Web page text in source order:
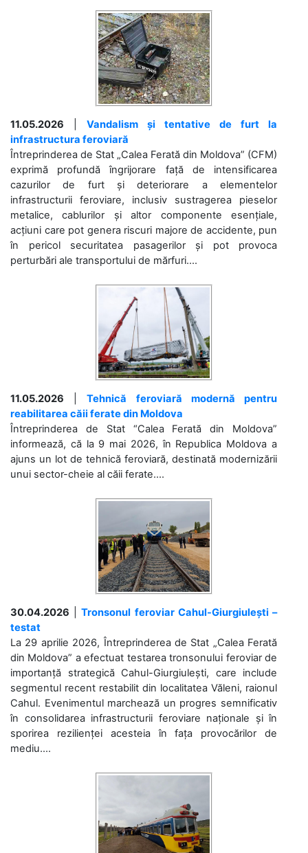
11.05.2026
Vandalism și tentative de furt la
infrastructura feroviară
Întreprinderea de Stat „Calea Ferată din Moldova” (CFM)
exprimă profundă îngrijorare față de intensificarea
cazurilor de furt și deteriorare a elementelor
infrastructurii feroviare, inclusiv sustragerea pieselor
metalice, cablurilor și altor componente esențiale,
acțiuni care pot genera riscuri majore de accidente, pun
în pericol securitatea pasagerilor și pot provoca
perturbări ale transportului de mărfuri....
11.05.2026 |Tehnică feroviară modernă pentru
reabilitarea căii ferate din Moldova
Întreprinderea de Stat “Calea Ferată din Moldova”
informează, că la 9 mai 2026, în Republica Moldova a
ajuns un lot de tehnică feroviară, destinată modernizării
unui sector-cheie al căii ferate....
30.04.2026 |Tronsonul feroviar Cahul-Giurgiulești –
testat
La 29 aprilie 2026, Întreprinderea de Stat „Calea Ferată
din Moldova” a efectuat testarea tronsonului feroviar de
importanță strategică Cahul-Giurgiulești, care include
segmentul recent restabilit din localitatea Văleni, raionul
Cahul. Evenimentul marchează un progres semnificativ
în consolidarea infrastructurii feroviare naționale și în
sporirea rezilienței acesteia în fața provocărilor de
mediu....